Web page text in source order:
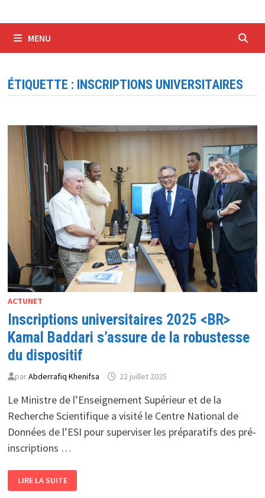
MENU
ÉTIQUETTE : INSCRIPTIONS UNIVERSITAIRES
ACTUNET
Inscriptions universitaires 2025 <BR>
Kamal Baddari s’assure de la robustesse
du dispositif
parAbderrafiq Khenifsa 22 juillet 2025
Le Ministre de l’Enseignement Supérieur et de la
Recherche Scientifique a visité le Centre National de
Données de l’ESI pour superviser les préparatifs des pré-
inscriptions …
UNIVERSITAIRES
2025
LIRE LA SUITE